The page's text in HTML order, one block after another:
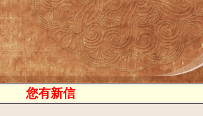
您有新信